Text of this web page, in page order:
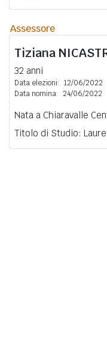
Assessore
Tiziana
32 anni
Data elezioni: 12/06/2022
Data nomina: 24/06/2022
Nata a Chiaravalle
Titolo di Studio: